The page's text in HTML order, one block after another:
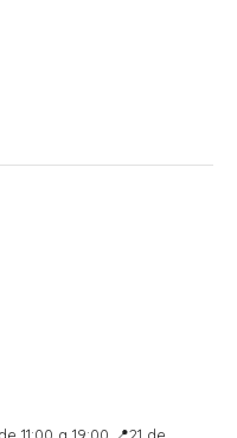
las regulaciones
que estos puedan
solo puede ser